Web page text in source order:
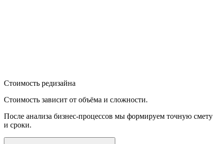
Стоимость редизайна
Стоимость зависит от объёма и сложности.
После анализа бизнес-процессов мы формируем точную смету
и сроки.